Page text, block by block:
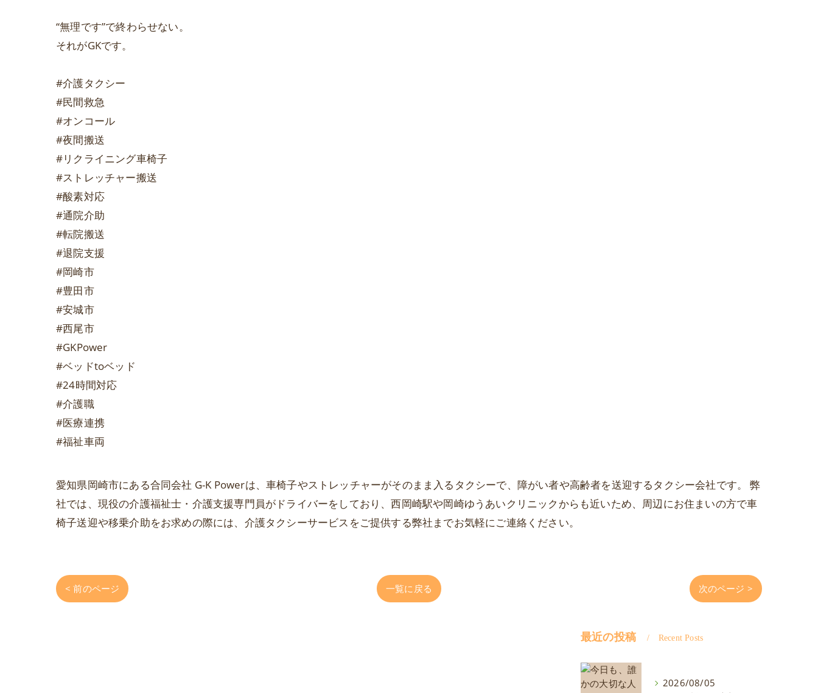
“無理です”で終わらせない。
それがGKです。
#介護タクシー
#民間救急
#オンコール
#夜間搬送
#リクライニング車椅子
#ストレッチャー搬送
#酸素対応
#通院介助
#転院搬送
#退院支援
#岡崎市
#豊田市
#安城市
#西尾市
#GKPower
#ベッドtoベッド
#24時間対応
#介護職
#医療連携
#福祉車両
愛知県岡崎市にある合同会社 G-K Powerは、車椅子やストレッチャーがそのまま入るタクシーで、障がい者や高齢者を送迎するタクシー会社です。 弊
社では、現役の介護福祉士・介護支援専門員がドライバーをしており、西岡崎駅や岡崎ゆうあいクリニックからも近いため、周辺にお住まいの方で車
椅子送迎や移乗介助をお求めの際には、介護タクシーサービスをご提供する弊社までお気軽にご連絡ください。
< 前のページ 一覧に戻る 次のページ >
最近の投稿 Recent Posts
2026/08/05